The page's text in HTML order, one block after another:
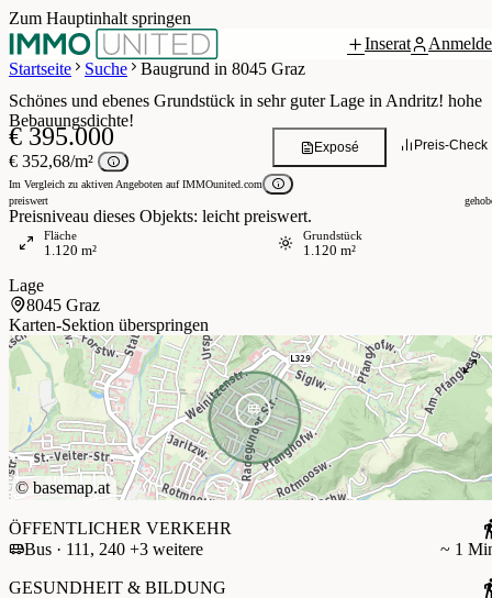
Zum Hauptinhalt springen
Inserat
Startseite
Suche Baugrund in 8045 Graz
Schönes und ebenes Grundstück in sehr guter Lage in Andritz! hohe
Bebauungsdichte!
€ 395.000
€ 352,68/m²
Im Vergleich zu aktiven Angeboten auf IMMOunited.com
preiswert
Preisniveau dieses Objekts: leicht preiswert.
Preis-Check
Exposé
Fläche
1.120 m²
Grundstück
1.120 m²
Lage
8045 Graz
Karten-Sektion überspringen
© basemap.at
ÖFFENTLICHER VERKEHR
Bus · 111, 240 +3 weitere
~ 1
GESUNDHEIT & BILDUNG